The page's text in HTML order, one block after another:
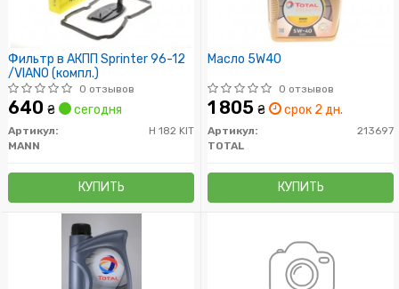
Фильтр в АКПП Sprinter 96-12
/VIANO (компл.)
0 отзывов
640 ₴ сегодня
Артикул:
H 182 KIT
MANN
КУПИТЬ
Масло 5W40
0 отзывов
1 805 ₴ срок 2 дн.
Артикул:
213697
TOTAL
КУПИТЬ